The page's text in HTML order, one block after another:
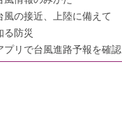
風の接近、上陸に備えて
る防災
プリで台風進路予報を確認